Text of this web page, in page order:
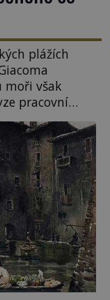
plážích
moři však
pracovní
Casanova
uličkami
kontaktoval
oblasti žádným
[…]